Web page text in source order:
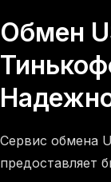
Обмен
Сервис обмена
предоставляет